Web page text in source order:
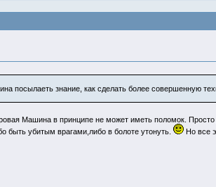
посылаеть знание, как сделать более совершенную
Машина в принципе не может иметь поломок. Просто
быть убитым врагами,либо в болоте утонуть.
Но все